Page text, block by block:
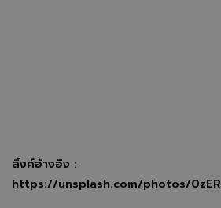
ลิ้งค์อ้างอิง :
https://unsplash.com/photos/